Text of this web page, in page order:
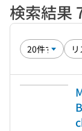
検索結果